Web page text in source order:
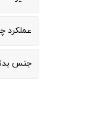
عملکرد
جنس